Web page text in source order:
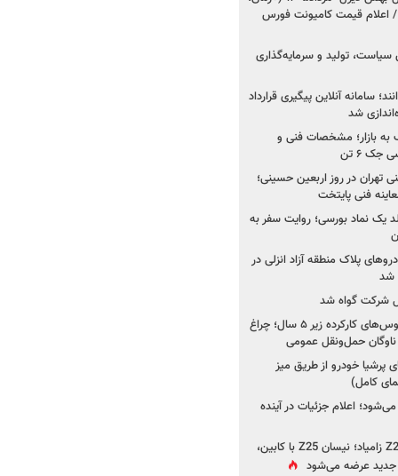
قیمت کامیونت فورس
تولید و سرمایه‌گذاری
سامانه آنلاین پیگیری قرارداد
شد
بازار؛ مشخصات فنی و
جک ۶ تن
فنی تهران در روز اربعین حسینی؛
فنی پایتخت
یک نماد بورسی؛ روایت سفر به
پلاک منطقه آزاد انزلی در
شرکت گواه شد
صدور مجوز واردات اتوبوس‌های کارکرده زیر ۵ سال؛ چراغ
حمل‌ونقل عمومی
پرشیا خودرو از طریق میز
کامل)
اعلام جزئیات در آینده
جزئیات جدید از پروژه Z25 زامیاد؛ نیسان Z25 با کابین،
جدید عرضه می‌شود